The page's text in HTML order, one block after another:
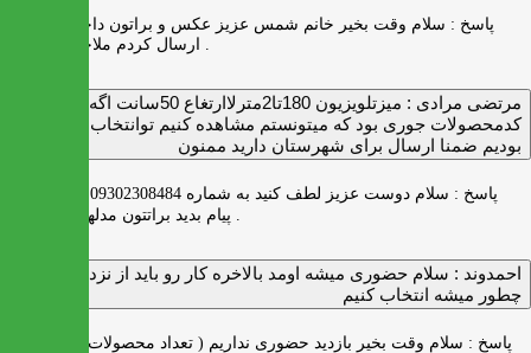
پاسخ : سلام وقت بخیر خانم شمس عزیز عکس و براتون داخل واتس اپ
ارسال کردم ملاحظه بفرمایید .
مرتضی مرادی :
میزتلویزیون 180تا2مترلاارتغاع 50سانت اگه
کدمحصولات جوری بود که میتونستم مشاهده کنیم توانتخاب راحت‌تر
بودیم ضمنا ارسال برای شهرستان دارید ممنون
پاسخ :
احمدوند : سلام حضوری میشه اومد بالاخره کار رو باید از نزدیک دید
چطور میشه انتخاب کنیم
پاسخ : سلام وقت بخیر بازدید حضوری نداریم ( تعداد محصولات زیاد و فضای